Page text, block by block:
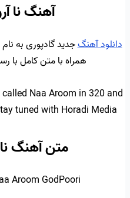
آهنگ نا
دانلود آهنگ
همراه با متن کامل با
Naa Aroom in 320 and
tuned with Horadi Media.
متن آهنگ
Aroom GodPoori